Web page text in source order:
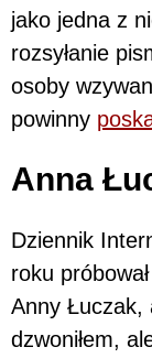
jako jedna z
rozsyłanie
osoby
powinny
Anna
Dziennik
roku
Anny Łuczak,
dzwoniłem,